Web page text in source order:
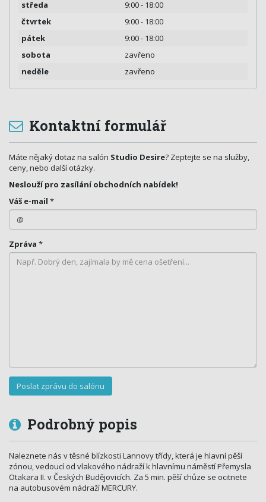
středa
9:00 - 18:00
čtvrtek
9:00 - 18:00
pátek
9:00 - 18:00
sobota
zavřeno
neděle
zavřeno
Kontaktní formulář
Máte nějaký dotaz na salón Studio Desire? Zeptejte se na služby,
ceny, nebo další otázky.
Neslouží pro zasílání obchodních nabídek!
Váš e-mail *
Zpráva *
Podrobný popis
Naleznete nás v těsné blízkosti Lannovy třídy, která je hlavní pěší
zónou, vedoucí od vlakového nádraží k hlavnímu náměstí Přemysla
Otakara II. v Českých Budějovicích. Za 5 min. pěší chůze se ocitnete
na autobusovém nádraží MERCURY.